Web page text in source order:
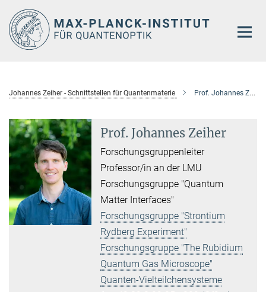
Hauptinhalt
Johannes Zeiher - Schnittstellen für Quantenmaterie Prof. Johannes Zeiher
Prof. Johannes Zeiher
Forschungsgruppenleiter
Professor/in an der LMU
Forschungsgruppe "Quantum
Matter Interfaces"
Forschungsgruppe "Strontium
Rydberg Experiment"
Forschungsgruppe "The Rubidium
Quantum Gas Microscope"
Quanten-Vielteilchensysteme